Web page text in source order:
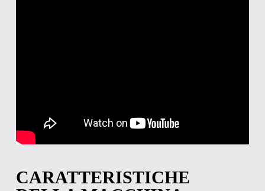
CARATTERISTICHE